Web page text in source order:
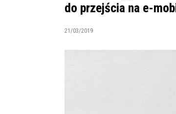
do przejścia na e-
21/03/2019